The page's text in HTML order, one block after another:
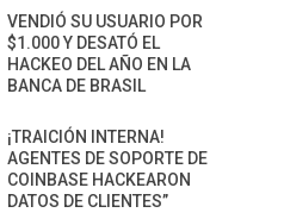
VENDIÓ SU USUARIO POR
$1.000 Y DESATÓ EL
HACKEO DEL AÑO EN LA
BANCA DE BRASIL
¡TRAICIÓN INTERNA!
AGENTES DE SOPORTE DE
COINBASE HACKEARON
DATOS DE CLIENTES”